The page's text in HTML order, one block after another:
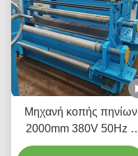
Μηχανή κοπής πηνίων
2000mm 380V 50Hz 3
φάσεων Αύξηση